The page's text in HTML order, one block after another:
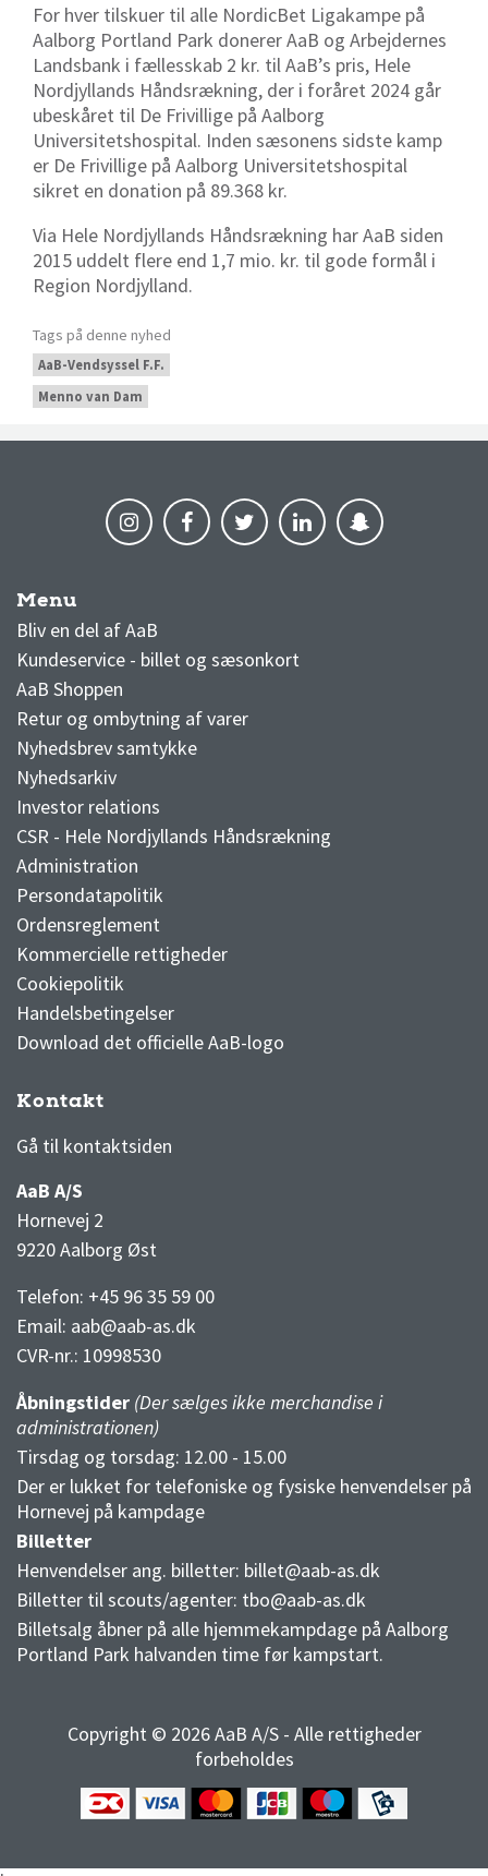
For hver tilskuer til alle NordicBet Ligakampe på
Aalborg Portland Park donerer AaB og Arbejdernes
Landsbank i fællesskab 2 kr. til AaB’s pris, Hele
Nordjyllands Håndsrækning, der i foråret 2024 går
ubeskåret til De Frivillige på Aalborg
Universitetshospital. Inden sæsonens sidste kamp
er De Frivillige på Aalborg Universitetshospital
sikret en donation på 89.368 kr.
Via Hele Nordjyllands Håndsrækning har AaB siden
2015 uddelt flere end 1,7 mio. kr. til gode formål i
Region Nordjylland.
Tags på denne nyhed
AaB-Vendsyssel F.F.
Menno van Dam
Menu
Bliv en del af AaB
Kundeservice - billet og sæsonkort
AaB Shoppen
Retur og ombytning af varer
Nyhedsbrev samtykke
Nyhedsarkiv
Investor relations
CSR - Hele Nordjyllands Håndsrækning
Administration
Persondatapolitik
Ordensreglement
Kommercielle rettigheder
Cookiepolitik
Handelsbetingelser
Download det officielle AaB-logo
Kontakt
Gå til kontaktsiden
AaB A/S
Hornevej 2
9220 Aalborg Øst
Telefon: +45 96 35 59 00
Email: aab@aab-as.dk
CVR-nr.: 10998530
Åbningstider (Der sælges ikke merchandise i
administrationen)
Tirsdag og torsdag: 12.00 - 15.00
Der er lukket for telefoniske og fysiske henvendelser på
Hornevej på kampdage
Billetter
Henvendelser ang. billetter: billet@aab-as.dk
Billetter til scouts/agenter: tbo@aab-as.dk
Billetsalg åbner på alle hjemmekampdage på Aalborg
Portland Park halvanden time før kampstart.
Copyright © 2026 AaB A/S - Alle rettigheder
forbeholdes